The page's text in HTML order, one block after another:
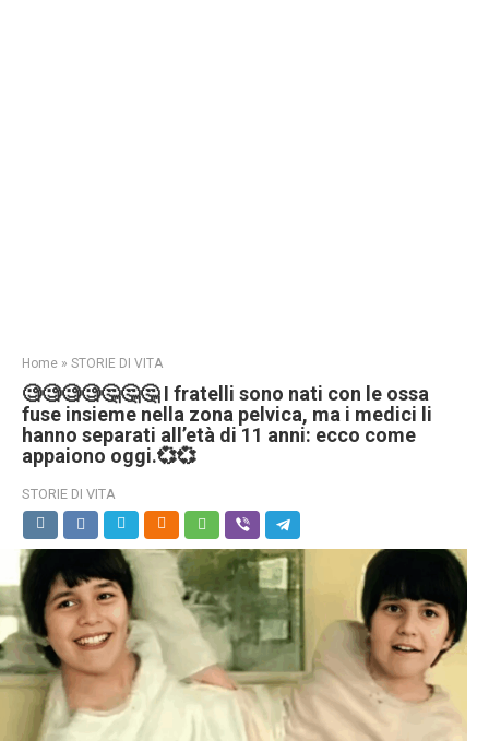
Home » STORIE DI VITA
🧐🧐🧐🧐🤔🤔🤔 I fratelli sono nati con le ossa
fuse insieme nella zona pelvica, ma i medici li
hanno separati all’età di 11 anni: ecco come
appaiono oggi.💞💞
STORIE DI VITA